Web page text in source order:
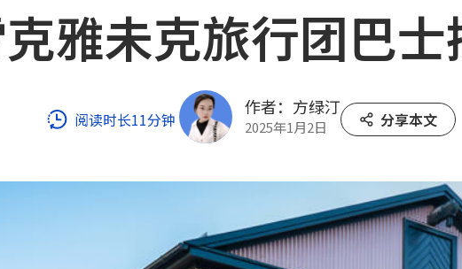
雅未克旅行团巴
阅读时长11分钟
作者：方绿汀
2025年1月2日 分享本文